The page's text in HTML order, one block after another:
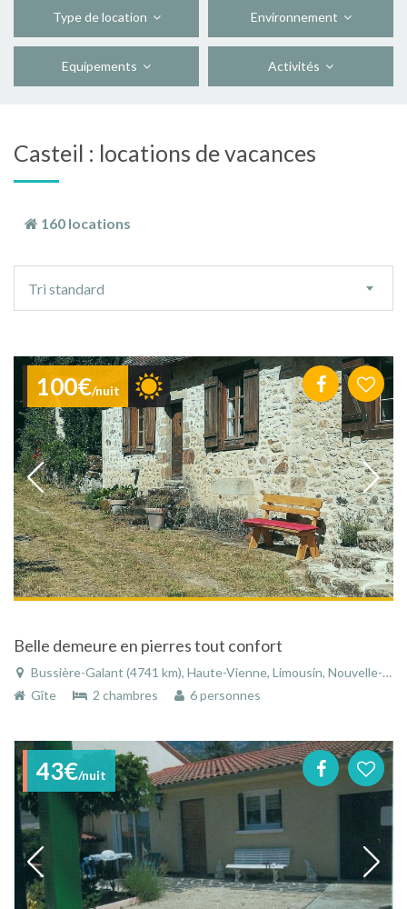
Type de location Environnement
Equipements Activités
Casteil : locations de vacances
160 locations
tri
Tri standard
100€/nuit
Belle demeure en pierres tout confort
Bussière-Galant (4741 km), Haute-Vienne, Limousin, Nouvelle-Aquitaine, France
Gîte
2 chambres 6 personnes
43€/nuit